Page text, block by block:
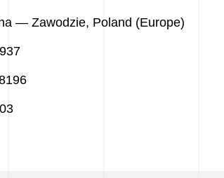
— Zawodzie, Poland (Europe)